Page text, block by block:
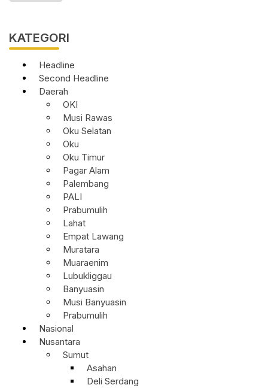
KATEGORI
Headline
Second Headline
Daerah
OKI
Musi Rawas
Oku Selatan
Oku
Oku Timur
Pagar Alam
Palembang
PALI
Prabumulih
Lahat
Empat Lawang
Muratara
Muaraenim
Lubukliggau
Banyuasin
Musi Banyuasin
Prabumulih
Nasional
Nusantara
Sumut
Asahan
Deli Serdang